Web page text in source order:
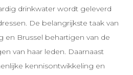
drinkwater wordt geleverd
De belangrijkste taak van
en Brussel behartigen van de
van haar leden. Daarnaast
kennisontwikkeling en